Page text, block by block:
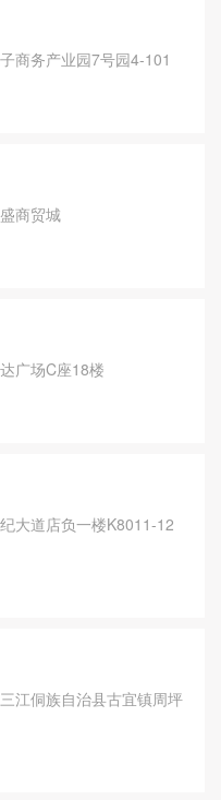
商务产业园7号园4-101
商贸城
广场C座18楼
大道店负一楼K8011-12
江侗族自治县古宜镇周坪